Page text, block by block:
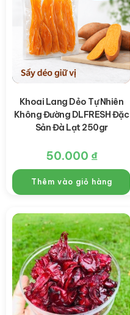
Khoai Lang Dẻo Tự Nhiên
Không Đường DLFRESH Đặc
Sản Đà Lạt 250gr
50.000 ₫
Thêm vào giỏ hàng